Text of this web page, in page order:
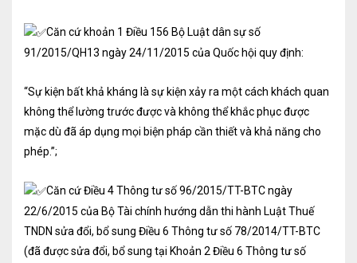
Quyết toán thuế
Lập hồ sơ ban đầu
Tư vấn thuế
Hoàn thuế
Dịch vụ Đại lý thuế khác
Dịch vụ Kế toán
Kế toán thuế
Căn cứ khoản 1 Điều 156 Bộ Luật dân sự số
91/2015/QH13 ngày 24/11/2015 của Quốc hội quy định:
“Sự kiện bất khả kháng là sự kiện xảy ra một cách khách quan
không thể lường trước được và không thể khắc phục được
mặc dù đã áp dụng mọi biện pháp cần thiết và khả năng cho
phép.”;
Căn cứ Điều 4 Thông tư số 96/2015/TT-BTC ngày
22/6/2015 của Bộ Tài chính hướng dẫn thi hành Luật Thuế
TNDN sửa đổi, bổ sung Điều 6 Thông tư số 78/2014/TT-BTC
(đã được sửa đổi, bổ sung tại Khoản 2 Điều 6 Thông tư số